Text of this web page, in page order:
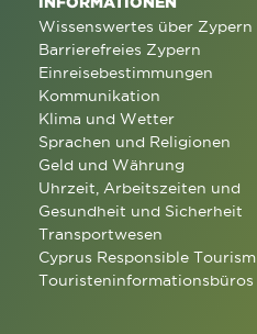
Wissenswertes über Zypern
Barrierefreies Zypern
Einreisebestimmungen
Kommunikation
Klima und Wetter
Sprachen und Religionen
Geld und Währung
Uhrzeit, Arbeitszeiten und
Gesundheit und Sicherheit
Transportwesen
Cyprus Responsible Tourism
Touristeninformationsbüros